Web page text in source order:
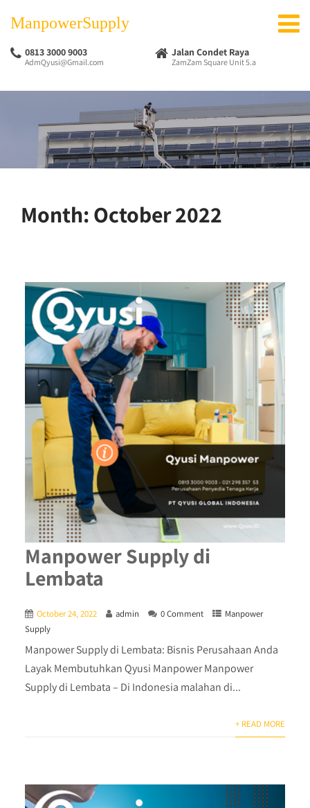
ManpowerSupply
0813 3000 9003
AdmQyusi@Gmail.com
Jalan Condet Raya
ZamZam Square Unit 5.a
Month:October 2022
Manpower Supply di
Lembata
October 24, 2022 admin 0 Comment
Manpower
Supply
Manpower Supply di Lembata: Bisnis Perusahaan Anda
Layak Membutuhkan Qyusi Manpower Manpower
Supply di Lembata – Di Indonesia malahan di...
+ READ MORE